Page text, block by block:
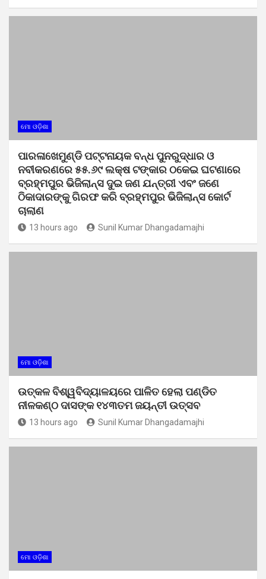
ମୋ ଓଡ଼ିଶା
ପାରଳାଖେମୁଣ୍ଡି ପଟ୍ଟନାୟକ ବନ୍ଧ ପୁନରୁଦ୍ଧାର ଓ
ନବୀକରଣରେ ୫୫.୬୯ ଲକ୍ଷ ଟଙ୍କାର ଠକେଇ ଘଟଣାରେ
ବ୍ରହ୍ମପୁର ଭିଜିଲାନ୍ସ ଦୁଇ ଜଣ ଯନ୍ତ୍ରୀ ଏବଂ ଜଣେ
ଠିକାଦାରଙ୍କୁ ଗିରଫ କରି ବ୍ରହ୍ମପୁର ଭିଜିଲାନ୍ସ କୋର୍ଟ
ଚାଲାଣ
13 hours ago Sunil Kumar Dhangadamajhi
ମୋ ଓଡ଼ିଶା
ଉତ୍କଳ ବିଶ୍ୱବିଦ୍ୟାଳୟରେ ପାଳିତ ହେଲା ପଣ୍ଡିତ
ନୀଳକଣ୍ଠ ଦାସଙ୍କ ୧୪୩ତମ ଜୟନ୍ତୀ ଉତ୍ସବ
13 hours ago Sunil Kumar Dhangadamajhi
ମୋ ଓଡ଼ିଶା